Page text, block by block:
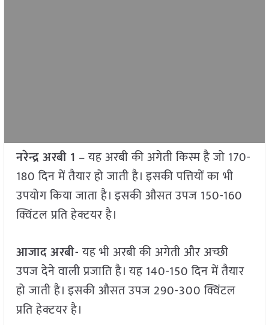
नरेन्द्र अरबी 1 – यह अरबी की अगेती किस्म है जो 170-
180 दिन में तैयार हो जाती है। इसकी पत्तियों का भी
उपयोग किया जाता है। इसकी औसत उपज 150-160
क्विंटल प्रति हेक्टयर है।
आजाद अरबी-यह भी अरबी की अगेती और अच्छी
उपज देने वाली प्रजाति है। यह 140-150 दिन में तैयार
हो जाती है। इसकी औसत उपज 290-300 क्विंटल
प्रति हेक्टयर है।